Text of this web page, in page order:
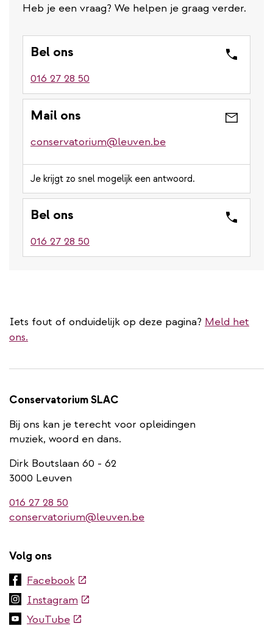
Heb je een vraag? We helpen je graag verder.
Bel ons
016 27 28 50
Mail ons
conservatorium@leuven.be
Je krijgt zo snel mogelijk een antwoord.
Bel ons
016 27 28 50
Iets fout of onduidelijk op deze pagina? Meld het
ons.
Conservatorium SLAC
Bij ons kan je terecht voor opleidingen
muziek, woord en dans.
Dirk Boutslaan 60 - 62
3000 Leuven
016 27 28 50
conservatorium@leuven.be
Volg ons
Facebook(externe
link)
Instagram (externe
link)
YouTube(externe